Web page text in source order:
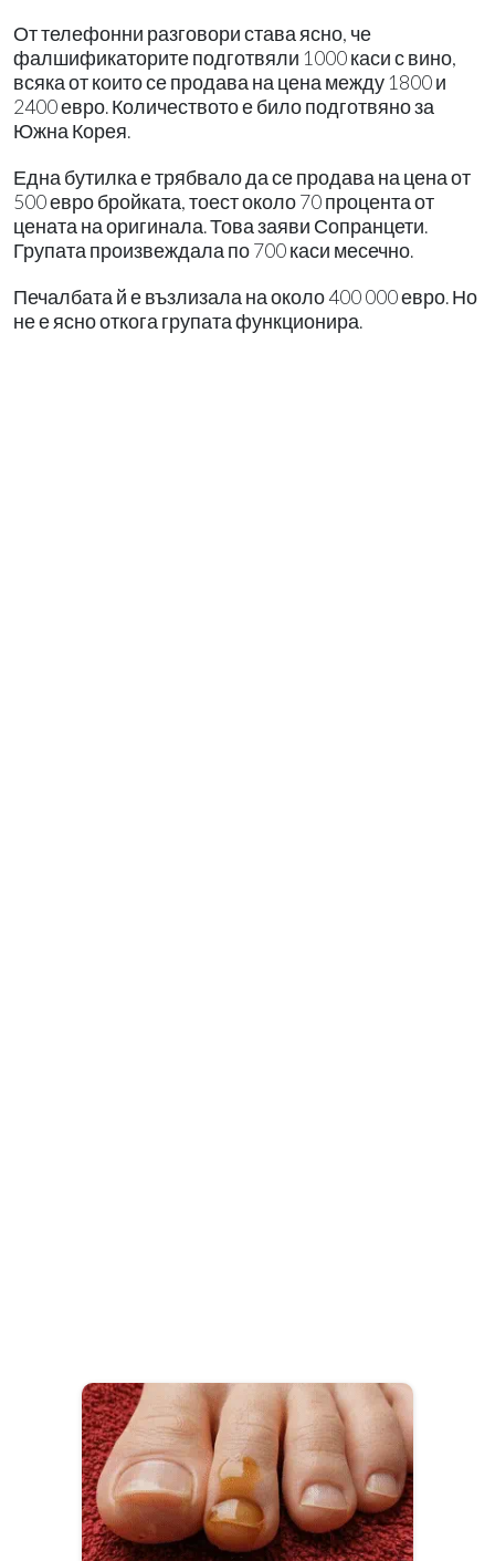
От телефонни разговори става ясно, че
фалшификаторите подготвяли 1000 каси с вино,
всяка от които се продава на цена между 1800 и
2400 евро. Количеството е било подготвяно за
Южна Корея.
Една бутилка е трябвало да се продава на цена от
500 евро бройката, тоест около 70 процента от
цената на оригинала. Това заяви Сопранцети.
Групата произвеждала по 700 каси месечно.
Печалбата й е възлизала на около 400 000 евро. Но
не е ясно откога групата функционира.